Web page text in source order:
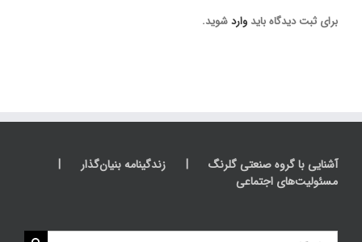
برای ثبت دیدگاه باید واردشوید.
آشنایی با گروه صنعتی گلرنگ
زندگینامه بنیان‌گذار
مسئولیت‌های اجتماعی
جستجو